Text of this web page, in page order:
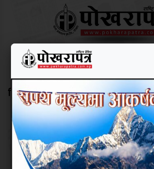
हिलो खेल्ने दिनमा सिमित नहोस् धान दिवस